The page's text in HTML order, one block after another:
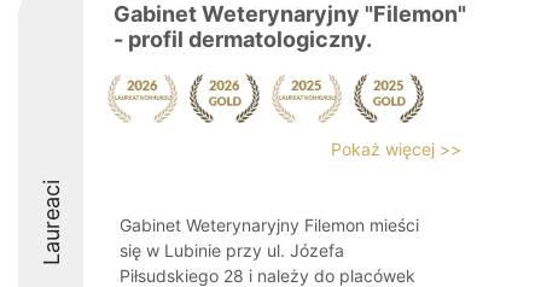
Laureaci
Gabinet Weterynaryjny "Filemon"
- profil dermatologiczny.
Pokaż więcej >>
Gabinet Weterynaryjny Filemon mieści
się w Lubinie przy ul. Józefa
Piłsudskiego 28 i należy do placówek